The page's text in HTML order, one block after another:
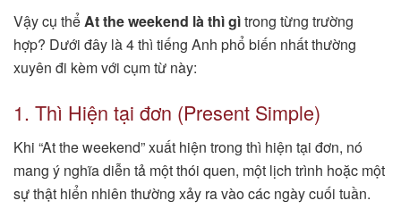
Vậy cụ thểAt the weekend là thì gìtrong từng trường
hợp? Dưới đây là 4 thì tiếng Anh phổ biến nhất thường
xuyên đi kèm với cụm từ này:
1. Thì Hiện tại đơn (Present Simple)
Khi “At the weekend” xuất hiện trong thì hiện tại đơn, nó
mang ý nghĩa diễn tả một thói quen, một lịch trình hoặc một
sự thật hiển nhiên thường xảy ra vào các ngày cuối tuần.